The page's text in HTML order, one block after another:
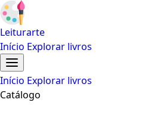
Leiturarte
Início Explorar livros
Início Explorar livros
Catálogo